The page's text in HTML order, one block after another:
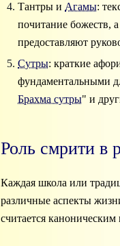
Тантры и Агамы:
почитание божеств,
предоставляют
Сутры: краткие
фундаментальными
Брахма сутры" и
Роль смрити в
Каждая школа или
различные аспекты
считается